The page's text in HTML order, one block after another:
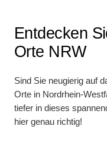
Entdecken
Orte NRW
Sind Sie neugierig auf
Orte in Nordrhein-
tiefer in dieses
hier genau richtig!